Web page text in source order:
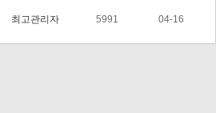
최고관리자 5991 04-16